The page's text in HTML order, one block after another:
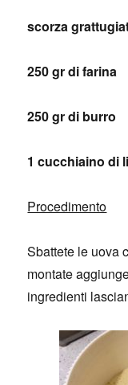
scorza
250 gr di farina
250 gr di burro
1 cucchiaino di
Procedimento
Sbattete le uova
montate
ingredienti